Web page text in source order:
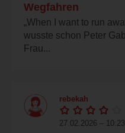
Wegfahren
„When I want to run
wusste schon Peter
Frau...
rebekah
27.02.2026 – 10:23